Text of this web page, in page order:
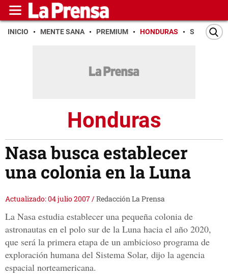
INICIO MENTE SANA PREMIUM HONDURAS SAN PEDRO
Honduras
Nasa busca establecer
una colonia en la Luna
Actualizado: 04 julio 2007/Redacción La Prensa
La Nasa estudia establecer una pequeña colonia de
astronautas en el polo sur de la Luna hacia el año 2020,
que será la primera etapa de un ambicioso programa de
exploración humana del Sistema Solar, dijo la agencia
espacial norteamericana.